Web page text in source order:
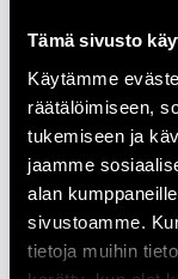
Tämä sivusto
Käytämme
räätälöimiseen,
tukemiseen ja
jaamme
alan
sivustoamme.
tietoja muihin
Mayall, John
Montoya, Coco
Trout, Walter
Yuele, Joe